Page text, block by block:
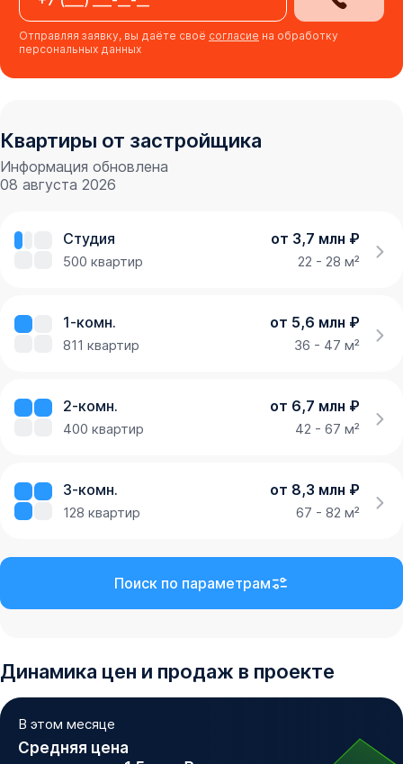
Отправляя заявку, вы даёте своё согласие на обработку
персональных данных
Квартиры от застройщика
Информация обновлена
08 августа 2026
Студия от 3,7 млн ₽
500 квартир 22 - 28 м²
1-комн. от 5,6 млн ₽
811 квартир 36 - 47 м²
2-комн. от 6,7 млн ₽
400 квартир 42 - 67 м²
3-комн. от 8,3 млн ₽
128 квартир 67 - 82 м²
Поиск по параметрам
Динамика цен и продаж в проекте
В этом месяце
Средняя цена